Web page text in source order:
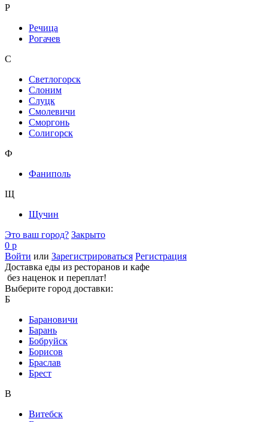
Р
Речица
Рогачев
С
Светлогорск
Слоним
Слуцк
Смолевичи
Сморгонь
Солигорск
Ф
Фаниполь
Щ
Щучин
Это ваш город? Закрыто
0 р
Войти или Зарегистрироваться Регистрация
Доставка еды из ресторанов и кафе
без наценок и переплат!
Выберите город доставки:
Б
Барановичи
Барань
Бобруйск
Борисов
Браслав
Брест
В
Витебск